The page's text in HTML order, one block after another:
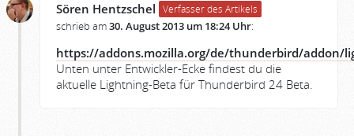
Sören Hentzschel Verfasser des Artikels
schrieb am30. August 2013 um 18:24 Uhr:
https://addons.mozilla.org/de/thunderbird/addon/
Unten unter Entwickler-Ecke findest du die
aktuelle Lightning-Beta für Thunderbird 24 Beta.